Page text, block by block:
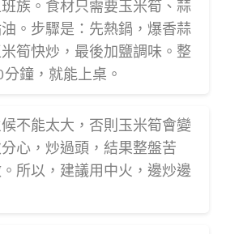
族。食材只需要玉米筍、蒜
。步驟是：先熱鍋，爆香蒜
筍快炒，最後加鹽調味。整
鐘，就能上桌。
不能太大，否則玉米筍會變
心，炒過頭，結果整盤苦
所以，建議用中火，邊炒邊